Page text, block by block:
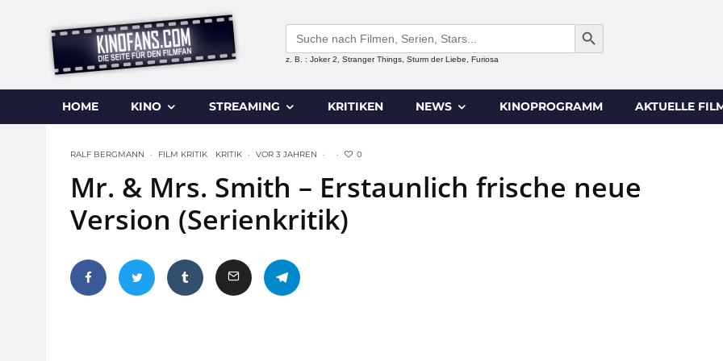
Search
for:
SEARCH BUTTON
z. B. : Joker 2, Stranger Things, Sturm der Liebe, Furiosa
HOME KINO STREAMING KRITIKEN NEWS KINOPROGRAMM AKTUELLE
RALF BERGMANN · FILM KRITIK KRITIK · VOR 3 JAHREN · · 0
Mr. & Mrs. Smith – Erstaunlich frische neue
Version (Serienkritik)